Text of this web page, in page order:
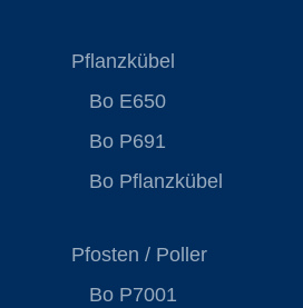
Pflanzkübel
Bo E650
Bo P691
Bo Pflanzkübel
Pfosten / Poller
Bo P7001